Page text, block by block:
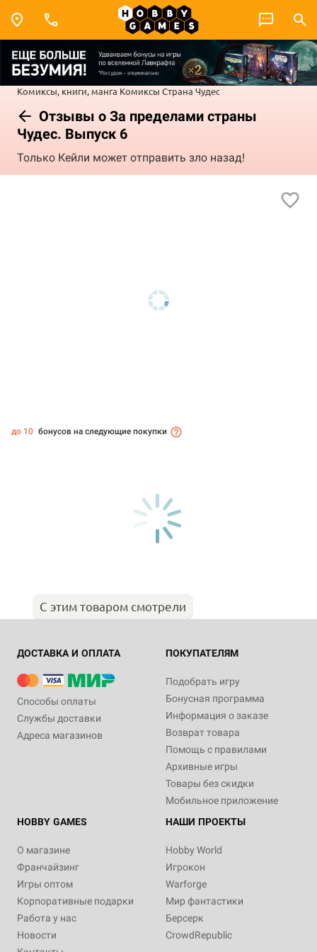
Комиксы, книги, манга Комиксы Страна Чудес
Отзывы о За пределами страны
Чудес. Выпуск 6
Только Кейли может отправить зло назад!
до 10 бонусов на следующие покупки
С этим товаром смотрели
ДОСТАВКА И ОПЛАТА
Способы оплаты
Службы доставки
Адреса магазинов
ПОКУПАТЕЛЯМ
Подобрать игру
Бонусная программа
Информация о заказе
Возврат товара
Помощь с правилами
Архивные игры
Товары без скидки
Мобильное приложение
HOBBY GAMES
О магазине
Франчайзинг
Игры оптом
Корпоративные подарки
Работа у нас
Новости
НАШИ ПРОЕКТЫ
Hobby World
Игрокон
Warforge
Мир фантастики
Берсерк
CrowdRepublic